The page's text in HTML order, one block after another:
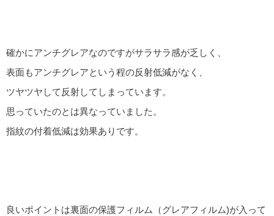
確かにアンチグレアなのですがサラサラ感が乏しく、
表面もアンチグレアという程の反射低減がなく、
ツヤツヤして反射してしまっています。
思っていたのとは異なっていました。
指紋の付着低減は効果ありです。
良いポイントは裏面の保護フィルム（グレアフィルム)が入って